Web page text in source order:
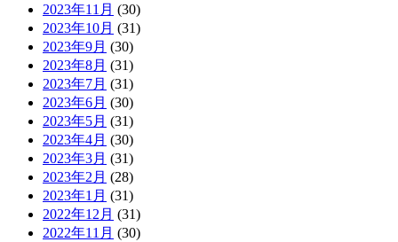
2023年11月 (30)
2023年10月 (31)
2023年9月 (30)
2023年8月 (31)
2023年7月 (31)
2023年6月 (30)
2023年5月 (31)
2023年4月 (30)
2023年3月 (31)
2023年2月 (28)
2023年1月 (31)
2022年12月 (31)
2022年11月 (30)